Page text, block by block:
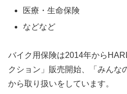
医療・生命保険
などなど
バイク用保険は2014年から
クション」販売開始、「みんな
から取り扱いをしています。